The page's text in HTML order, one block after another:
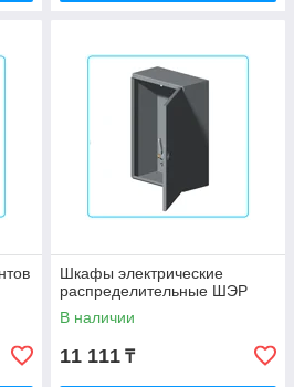
Шкафы электрические
распределительные ШЭР
В наличии
11 111 ₸